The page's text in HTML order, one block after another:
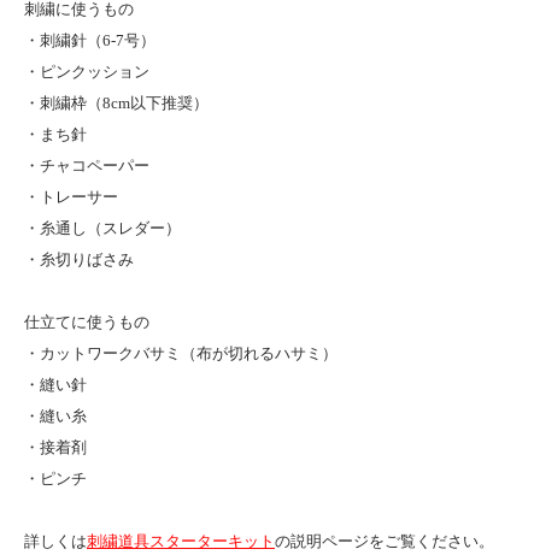
刺繍に使うもの
・刺繍針（6-7号）
・ピンクッション
・刺繍枠（8cm以下推奨）
・まち針
・チャコペーパー
・トレーサー
・糸通し（スレダー）
・糸切りばさみ
仕立てに使うもの
・カットワークバサミ（布が切れるハサミ）
・縫い針
・縫い糸
・接着剤
・ピンチ
詳しくは刺繍道具スターターキット の説明ページをご覧ください。